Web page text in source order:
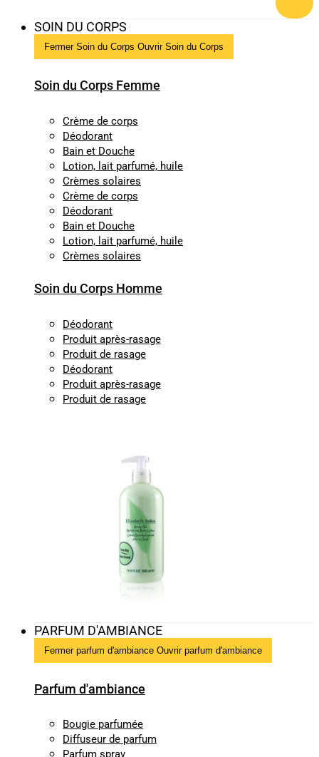
SOIN DU CORPS
Fermer Soin du Corps Ouvrir Soin du Corps
Soin du Corps Femme
Crème de corps
Déodorant
Bain et Douche
Lotion, lait parfumé, huile
Crèmes solaires
Crème de corps
Déodorant
Bain et Douche
Lotion, lait parfumé, huile
Crèmes solaires
Soin du Corps Homme
Déodorant
Produit après-rasage
Produit de rasage
Déodorant
Produit après-rasage
Produit de rasage
PARFUM D'AMBIANCE
Fermer parfum d'ambiance Ouvrir parfum d'ambiance
Parfum d'ambiance
Bougie parfumée
Diffuseur de parfum
Parfum spray